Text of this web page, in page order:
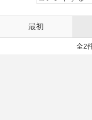
最初
全2